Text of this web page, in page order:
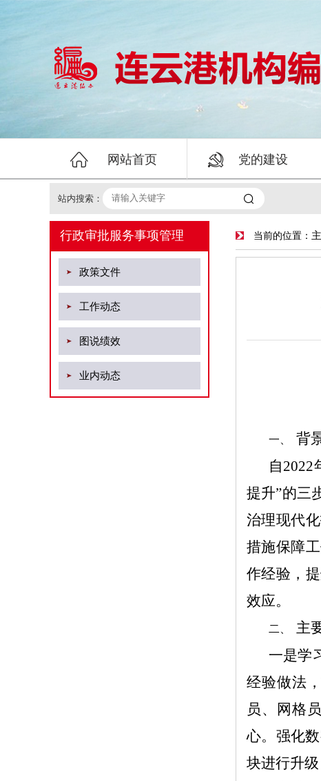
 网站首页  党的建设
站内搜索： 
行政审批服务事项管理
政策文件
工作动态
图说绩效
业内动态
当前的位置：
一、
背
自2022
提升”的三
治理现代
措施保障
作经验，
效应。
二、
主
一是学
经验做法 ，
员、网格
心。 强化
块进行升